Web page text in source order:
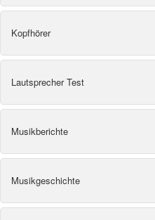
Kopfhörer
Lautsprecher Test
Musikberichte
Musikgeschichte